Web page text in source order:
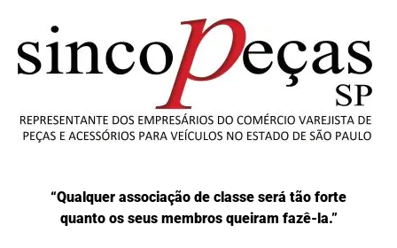
“Qualquer associação de classe será tão forte
quanto os seus membros queiram fazê-la.”